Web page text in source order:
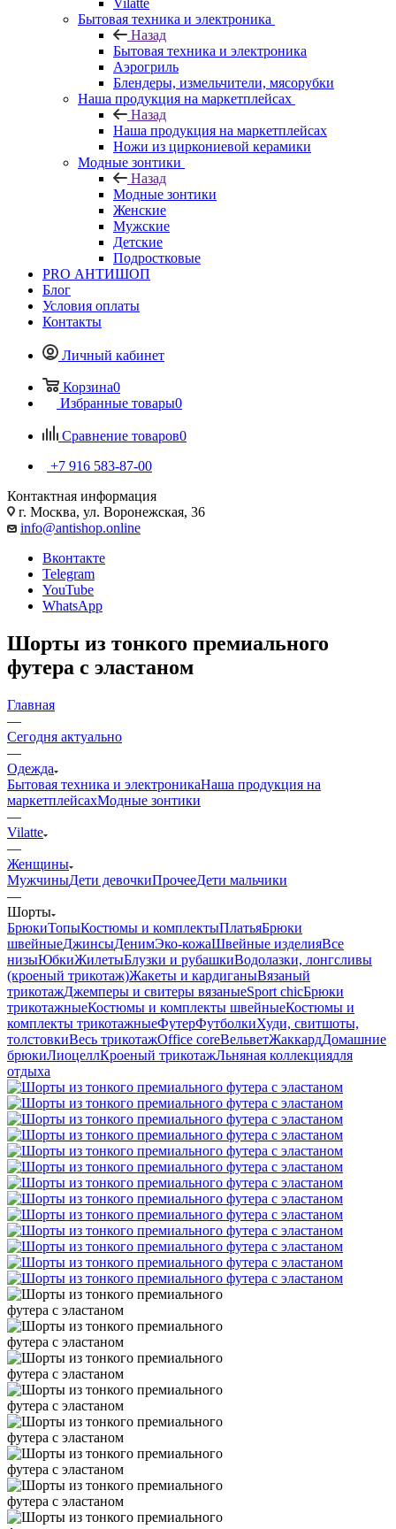
Vilatte
Бытовая техника и электроника
Назад
Бытовая техника и электроника
Аэрогриль
Блендеры, измельчители, мясорубки
Наша продукция на маркетплейсах
Назад
Наша продукция на маркетплейсах
Ножи из циркониевой керамики
Модные зонтики
Назад
Модные зонтики
Женские
Мужские
Детские
Подростковые
PRO АНТИШОП
Блог
Условия оплаты
Контакты
Личный кабинет
Корзина0
Избранные товары0
Сравнение товаров0
+7 916 583-87-00
Контактная информация
г. Москва, ул. Воронежская, 36
info@antishop.online
Вконтакте
Telegram
YouTube
WhatsApp
Шорты из тонкого премиального
футера с эластаном
Главная
—
Сегодня актуально
—
Одежда
Бытовая техника и электроникаНаша продукция на
маркетплейсахМодные зонтики
—
Vilatte
—
Женщины
МужчиныДети девочкиПрочееДети мальчики
—
Шорты
БрюкиТопыКостюмы и комплектыПлатьяБрюки
швейныеДжинсыДенимЭко-кожаШвейные изделияВсе
низыЮбкиЖилетыБлузки и рубашкиВодолазки, лонгсливы
(кроеный трикотаж)Жакеты и кардиганыВязаный
трикотажДжемперы и свитеры вязаныеSport chicБрюки
трикотажныеКостюмы и комплекты швейныеКостюмы и
комплекты трикотажныеФутерФутболкиХуди, свитшоты,
толстовкиВесь трикотажOffice coreВельветЖаккардДомашние
брюкиЛиоцеллКроеный трикотажЛьняная коллекциядля
отдыха